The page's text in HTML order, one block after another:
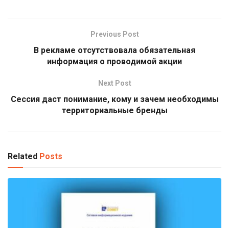
Previous Post
В рекламе отсутствовала обязательная
информация о проводимой акции
Next Post
Сессия даст понимание, кому и зачем необходимы
территориальные бренды
Related Posts